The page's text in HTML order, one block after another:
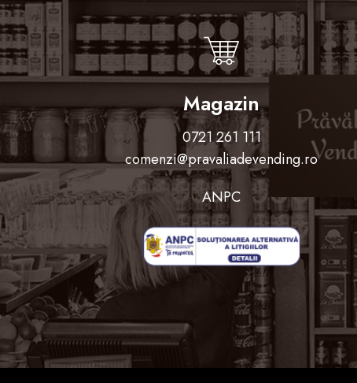
Magazin
0721 261 111
comenzi@pravaliadevending.ro
ANPC